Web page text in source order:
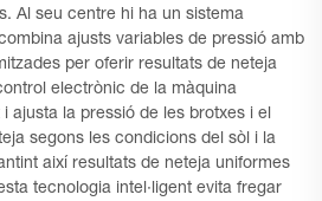
Al seu centre hi ha un sistema
ajusts variables de pressió amb
per oferir resultats de neteja
electrònic de la màquina
ajusta la pressió de les brotxes i el
segons les condicions del sòl i la
així resultats de neteja uniformes
tecnologia intel·ligent evita fregar